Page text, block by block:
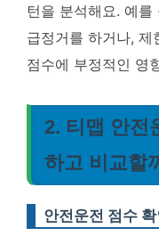
턴을 분석해요. 예
급정거를 하거나, 제
점수에 부정적인 영
2. 티맵 안전
하고 비교할
안전운전 점수